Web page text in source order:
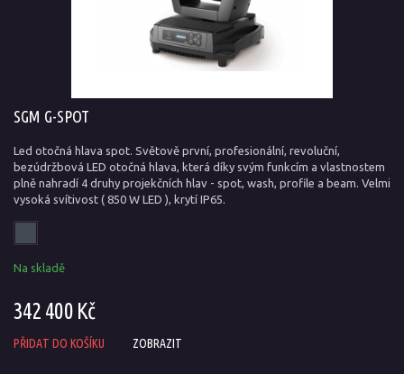
SGM G-SPOT
Led otočná hlava spot. Světově první, profesionální, revoluční,
bezúdržbová LED otočná hlava, která díky svým funkcím a vlastnostem
plně nahradí 4 druhy projekčních hlav - spot, wash, profile a beam. Velmi
vysoká svítivost ( 850 W LED ), krytí IP65.
Na skladě
342 400 Kč
PŘIDAT DO KOŠÍKU ZOBRAZIT